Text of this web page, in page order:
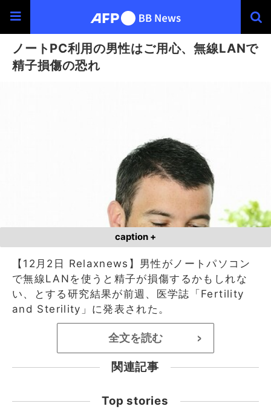
ノートPC利用の男性はご用心、無線LANで
精子損傷の恐れ
caption +
【12月2日 Relaxnews】男性がノートパソコン
で無線LANを使うと精子が損傷するかもしれな
い、とする研究結果が前週、医学誌「Fertility
and Sterility」に発表された。
全文を読む >
関連記事
Top stories